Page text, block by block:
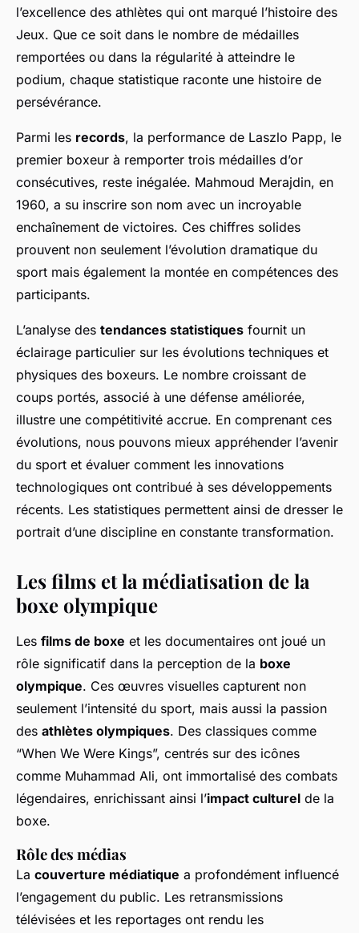
l’excellence des athlètes qui ont marqué l’histoire des
Jeux. Que ce soit dans le nombre de médailles
remportées ou dans la régularité à atteindre le
podium, chaque statistique raconte une histoire de
persévérance.
Parmi les records, la performance de Laszlo Papp, le
premier boxeur à remporter trois médailles d’or
consécutives, reste inégalée. Mahmoud Merajdin, en
1960, a su inscrire son nom avec un incroyable
enchaînement de victoires. Ces chiffres solides
prouvent non seulement l’évolution dramatique du
sport mais également la montée en compétences des
participants.
L’analyse des tendances statistiques fournit un
éclairage particulier sur les évolutions techniques et
physiques des boxeurs. Le nombre croissant de
coups portés, associé à une défense améliorée,
illustre une compétitivité accrue. En comprenant ces
évolutions, nous pouvons mieux appréhender l’avenir
du sport et évaluer comment les innovations
technologiques ont contribué à ses développements
récents. Les statistiques permettent ainsi de dresser le
portrait d’une discipline en constante transformation.
Les films et la médiatisation de la
boxe olympique
Les films de boxe et les documentaires ont joué un
rôle significatif dans la perception de la boxe
olympique. Ces œuvres visuelles capturent non
seulement l’intensité du sport, mais aussi la passion
des athlètes olympiques. Des classiques comme
“When We Were Kings”, centrés sur des icônes
comme Muhammad Ali, ont immortalisé des combats
légendaires, enrichissant ainsi l’impact culturel de la
boxe.
Rôle des médias
La couverture médiatique a profondément influencé
l’engagement du public. Les retransmissions
télévisées et les reportages ont rendu les